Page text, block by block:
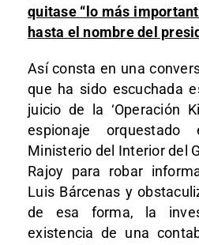
quitase “lo más
hasta el nombre del
Así consta en una
que ha sido escuchada
juicio de la ‘Operación
espionaje
Ministerio del Interior del
Rajoy para robar
Luis Bárcenas y
de esa forma, la
existencia de una